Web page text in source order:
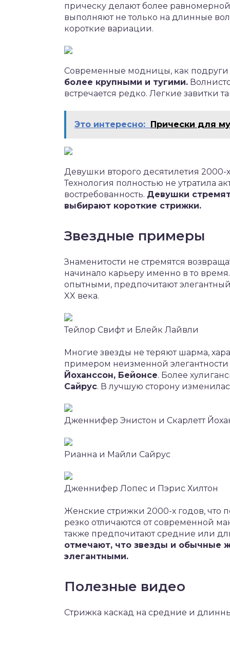
прическу делают более
выполняют не только на длинные
короткие вариации.
Современные модницы, как подруги
более крупными и тугими.
встречается редко. Легкие завитки
Это интересно: Прически для
Девушки второго десятилетия
Технология полностью не утратила
востребованность. Девушки
выбирают короткие стрижки.
Звездные примеры
Знаменитости не стремятся
начинало карьеру именно в то
опытными, предпочитают элегантный
XX века.
Тейлор Свифт и Блейк Лайвли
Многие звезды не теряют шарма,
примером неизменной элегантности
Йоханссон, Бейонсе. Более
Сайрус. В лучшую сторону
Дженнифер Энистон и Скарлетт
Рианна и Майли Сайрус
Дженнифер Лопес и Пэрис Хилтон
Женские стрижки 2000-х годов, что
резко отличаются от современной
также предпочитают средние или
отмечают, что звезды и обычные
элегантными.
Полезные видео
Стрижка каскад на средние и